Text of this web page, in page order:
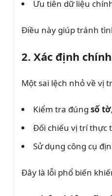
Ưu tiên dữ liệu
Điều này giúp tránh
2. Xác định
Một sai lệch nhỏ về vị
Kiểm tra đúng số
Đối chiếu vị trí thực
Sử dụng công cụ
Đây là lỗi phổ biến